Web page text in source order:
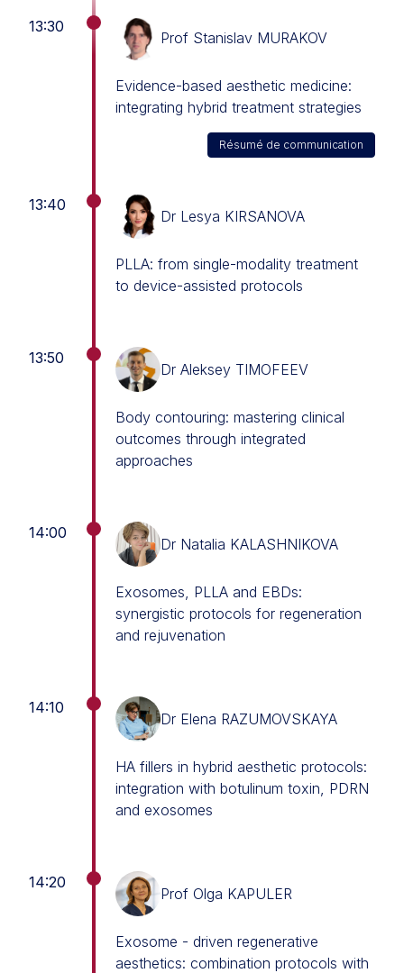
13:30
Prof Stanislav MURAKOV
Evidence-based aesthetic medicine:
integrating hybrid treatment strategies
Résumé de communication
13:40
Dr Lesya KIRSANOVA
PLLA: from single-modality treatment
to device-assisted protocols
13:50
Dr Aleksey TIMOFEEV
Body contouring: mastering clinical
outcomes through integrated
approaches
14:00
Dr Natalia KALASHNIKOVA
Exosomes, PLLA and EBDs:
synergistic protocols for regeneration
and rejuvenation
14:10
Dr Elena RAZUMOVSKAYA
HA fillers in hybrid aesthetic protocols:
integration with botulinum toxin, PDRN
and exosomes
14:20
Prof Olga KAPULER
Exosome - driven regenerative
aesthetics: combination protocols with